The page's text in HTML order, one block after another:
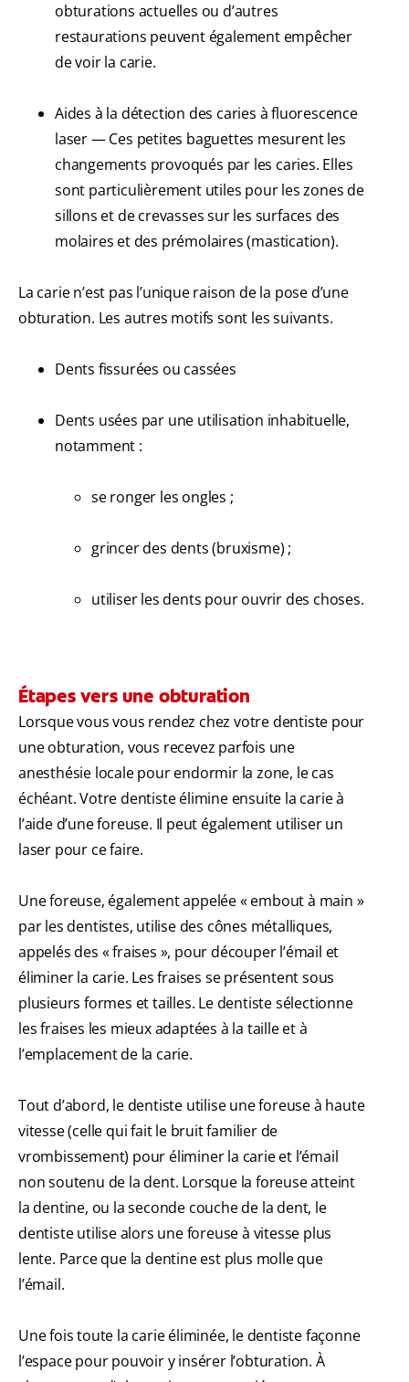
obturations actuelles ou d’autres
restaurations peuvent également empêcher
de voir la carie.
Aides à la détection des caries à fluorescence
laser — Ces petites baguettes mesurent les
changements provoqués par les caries. Elles
sont particulièrement utiles pour les zones de
sillons et de crevasses sur les surfaces des
molaires et des prémolaires (mastication).
La carie n’est pas l’unique raison de la pose d’une
obturation. Les autres motifs sont les suivants.
Dents fissurées ou cassées
Dents usées par une utilisation inhabituelle,
notamment :
se ronger les ongles ;
grincer des dents (bruxisme) ;
utiliser les dents pour ouvrir des choses.
Étapes vers une obturation
Lorsque vous vous rendez chez votre dentiste pour
une obturation, vous recevez parfois une
anesthésie locale pour endormir la zone, le cas
échéant. Votre dentiste élimine ensuite la carie à
l’aide d’une foreuse. Il peut également utiliser un
laser pour ce faire.
Une foreuse, également appelée « embout à main »
par les dentistes, utilise des cônes métalliques,
appelés des « fraises », pour découper l’émail et
éliminer la carie. Les fraises se présentent sous
plusieurs formes et tailles. Le dentiste sélectionne
les fraises les mieux adaptées à la taille et à
l’emplacement de la carie.
Tout d’abord, le dentiste utilise une foreuse à haute
vitesse (celle qui fait le bruit familier de
vrombissement) pour éliminer la carie et l’émail
non soutenu de la dent. Lorsque la foreuse atteint
la dentine, ou la seconde couche de la dent, le
dentiste utilise alors une foreuse à vitesse plus
lente. Parce que la dentine est plus molle que
l’émail.
Une fois toute la carie éliminée, le dentiste façonne
l’espace pour pouvoir y insérer l’obturation. À